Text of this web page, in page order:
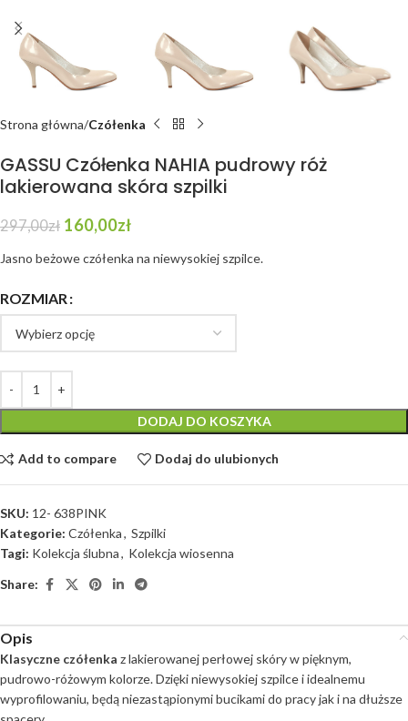
Strona główna Czółenka
GASSU Czółenka NAHIA pudrowy róż
lakierowana skóra szpilki
297,00zł 160,00zł
Jasno beżowe czółenka na niewysokiej szpilce.
ROZMIAR
DODAJ DO KOSZYKA
Add to compare Dodaj do ulubionych
SKU: 12- 638PINK
Kategorie: Czółenka, Szpilki
Tagi: Kolekcja ślubna, Kolekcja wiosenna
Share:
Opis
Klasyczne czółenka z lakierowanej perłowej skóry w pięknym,
pudrowo-różowym kolorze. Dzięki niewysokiej szpilce i idealnemu
wyprofilowaniu, będą niezastąpionymi bucikami do pracy jak i na dłuższe